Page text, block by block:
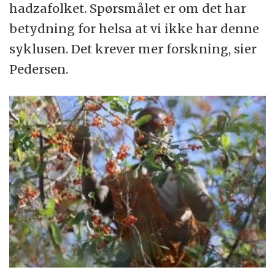
hadzafolket. Spørsmålet er om det har
betydning for helsa at vi ikke har denne
syklusen. Det krever mer forskning, sier
Pedersen.